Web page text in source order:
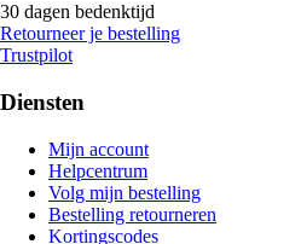
30 dagen bedenktijd
Retourneer je bestelling
Trustpilot
Diensten
Mijn account
Helpcentrum
Volg mijn bestelling
Bestelling retourneren
Kortingscodes